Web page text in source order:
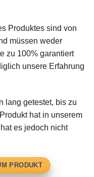
Produktes sind von
müssen weder
zu 100% garantiert
unsere Erfahrung
lang getestet, bis zu
hat in unserem
es jedoch nicht
PRODUKT